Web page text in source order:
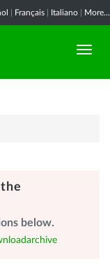
Français Italiano More...
below.